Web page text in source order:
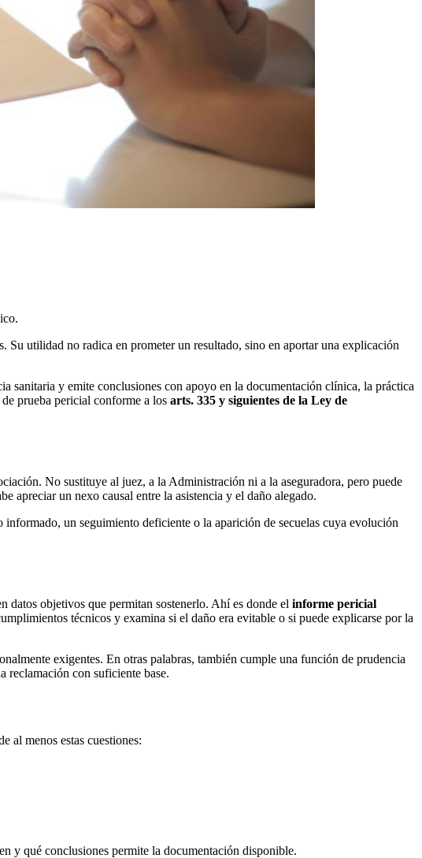
Su utilidad no radica en prometer un resultado, sino en aportar una explicación
sanitaria y emite conclusiones con apoyo en la documentación clínica, la práctica
prueba pericial conforme a los arts. 335 y siguientes de la Ley de
No sustituye al juez, a la Administración ni a la aseguradora, pero puede
apreciar un nexo causal entre la asistencia y el daño alegado.
un seguimiento deficiente o la aparición de secuelas cuya evolución
datos objetivos que permitan sostenerlo. Ahí es donde el informe pericial
técnicos y examina si el daño era evitable o si puede explicarse por la
exigentes. En otras palabras, también cumple una función de prudencia
reclamación con suficiente base.
al menos estas cuestiones:
y qué conclusiones permite la documentación disponible.